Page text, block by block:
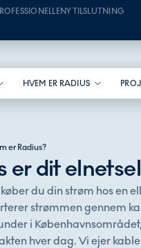
NY TILSLUTNING
HVEM ER RADIUS
er Radius?
er dit
du din strøm hos en
strømmen gennem
i
hver dag. Vi ejer